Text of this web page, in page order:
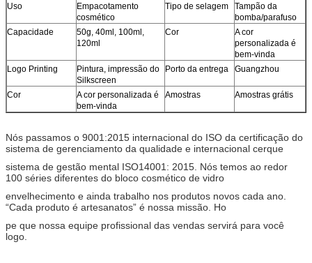
Uso
Empacotamento
cosmético
Tipo de selagem
Tampão da
bomba/parafuso
Capacidade
50g, 40ml, 100ml,
120ml
Cor
A cor
personalizada é
bem-vinda
Logo Printing
Pintura, impressão do
Silkscreen
Porto da entrega Guangzhou
Cor
A cor personalizada é
bem-vinda
Amostras Amostras grátis
Nós passamos o 9001:2015 internacional do ISO da certificação do
sistema de gerenciamento da qualidade e internacional cerque
sistema de gestão mental ISO14001: 2015. Nós temos ao redor
100 séries diferentes do bloco cosmético de vidro
envelhecimento e ainda trabalho nos produtos novos cada ano.
“Cada produto é artesanatos” é nossa missão. Ho
pe que nossa equipe profissional das vendas servirá para você
logo.